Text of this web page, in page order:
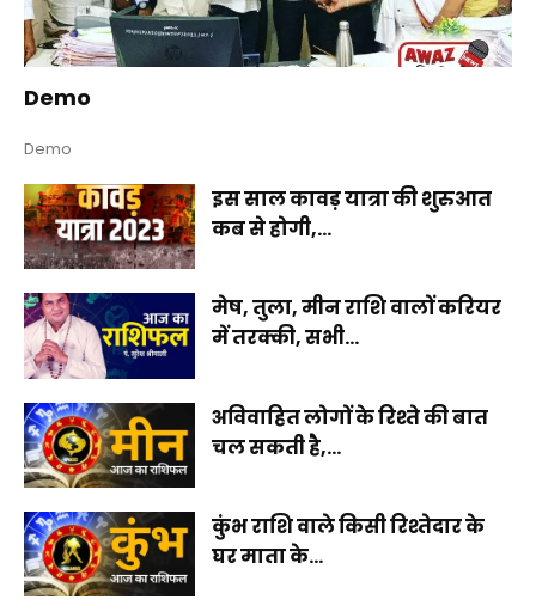
Demo
Demo
इस साल कावड़ यात्रा की शुरुआत
कब से होगी,...
मेष, तुला, मीन राशि वालों करियर
में तरक्की, सभी...
अविवाहित लोगों के रिश्ते की बात
चल सकती है,...
कुंभ राशि वाले किसी रिश्तेदार के
घर माता के...